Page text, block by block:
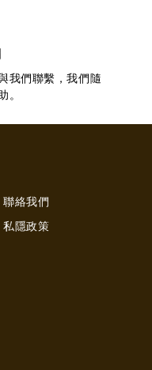
我們聯繫，我們隨
。
聯絡我們
私隱政策